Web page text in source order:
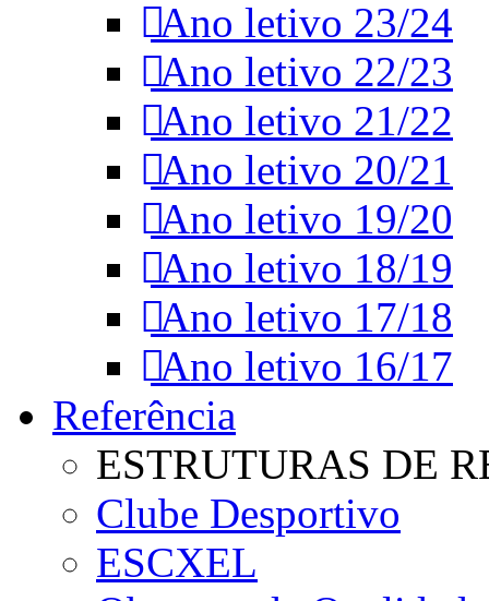
Ano letivo 23/24
Ano letivo 22/23
Ano letivo 21/22
Ano letivo 20/21
Ano letivo 19/20
Ano letivo 18/19
Ano letivo 17/18
Ano letivo 16/17
Referência
ESTRUTURAS DE
Clube Desportivo
ESCXEL